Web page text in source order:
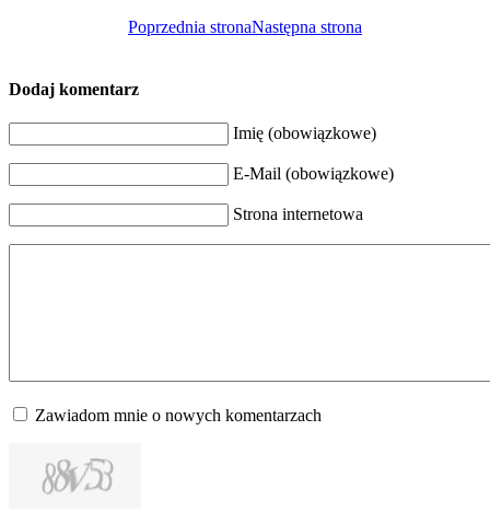
Poprzednia stronaNastępna strona
Dodaj komentarz
Imię (obowiązkowe)
E-Mail (obowiązkowe)
Strona internetowa
Zawiadom mnie o nowych komentarzach